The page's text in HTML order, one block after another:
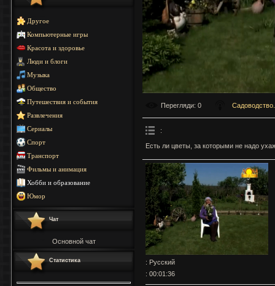
Другое
Компьютерные игры
Красота и здоровье
Люди и блоги
Музыка
Общество
Путешествия и события
Развлечения
Сериалы
Спорт
Транспорт
Фильмы и анимация
Хобби и образование
Юмор
Чат
Основной чат
Статистика
Перегляди: 0
:
Есть ли цветы, за которыми не надо
: Русский
: 00:01:36